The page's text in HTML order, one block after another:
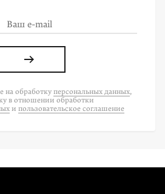
на обработку персональных данных,
в отношении обработки
и пользовательское соглашение